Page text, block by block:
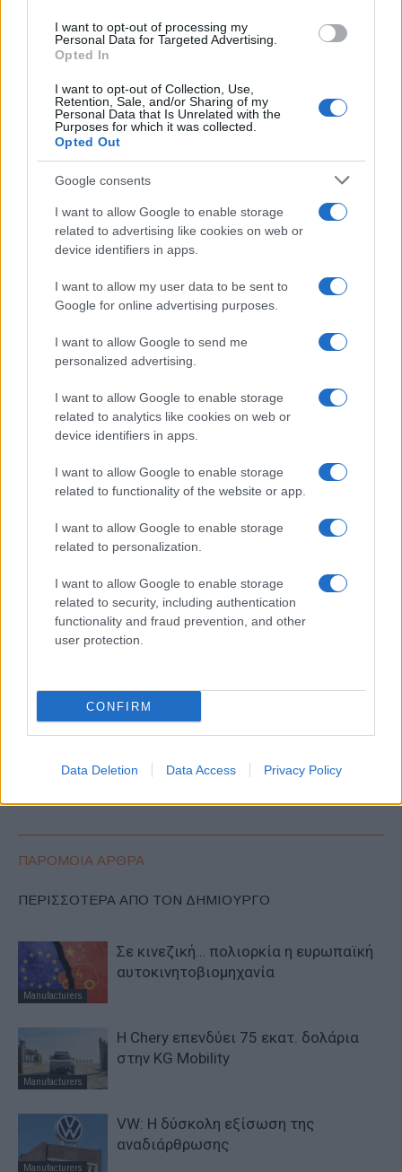
I want to opt-out of processing my
Personal Data for Targeted Advertising.
Opted In
I want to opt-out of Collection, Use,
Retention, Sale, and/or Sharing of my
Personal Data that Is Unrelated with the
Purposes for which it was collected.
Opted Out
Google consents
I want to allow Google to enable storage
related to advertising like cookies on web or
device identifiers in apps.
I want to allow my user data to be sent to
Google for online advertising purposes.
I want to allow Google to send me
personalized advertising.
I want to allow Google to enable storage
related to analytics like cookies on web or
device identifiers in apps.
I want to allow Google to enable storage
related to functionality of the website or app.
I want to allow Google to enable storage
related to personalization.
I want to allow Google to enable storage
related to security, including authentication
functionality and fraud prevention, and other
user protection.
CONFIRM
Data Deletion Data Access Privacy Policy
από 18.990 ευρώ
της συνεργασίας τους μέχρι
18η συνεχόμενη χρονιά για τον ΟΤΕ στη διεθνή σειρά
Alpha Bank: Για πρώτη φορά το Αρχαίο Θέατρο Επιδαύρου
άνοιξε τις πύλες του σε όλους
ΕΤΙΚΕΤΕΣ Best Car for City Drivers
Προηγούμενο άρθρο
εγκαινιάστηκε το Virtual Casa
το νέο Honda Jazz Hybrid
ΠΑΡΟΜΟΙΑ ΑΡΘΡΑ
ΠΕΡΙΣΣΟΤΕΡΑ ΑΠΟ ΤΟΝ ΔΗΜΙΟΥΡΓΟ
Manufacturers
Σε κινεζική… πολιορκία η ευρωπαϊκή
αυτοκινητοβιομηχανία
Manufacturers
Η Chery επενδύει 75 εκατ. δολάρια
στην KG Mobility
Manufacturers
VW: Η δύσκολη εξίσωση της
αναδιάρθρωσης